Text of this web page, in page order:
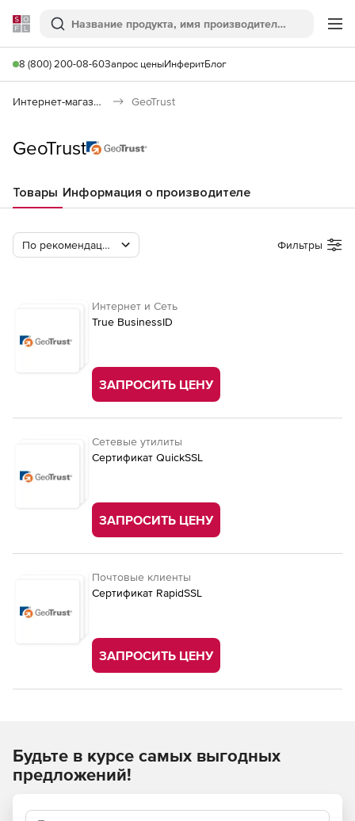
Softline
Поиск
8 (800) 200-08-60Запрос ценыИнферитБлог
Интернет-магазин GeoTrust
GeoTrust
Товары Информация о производителе
По рекомендации Softline Фильтры
Интернет и Сеть
True BusinessID
ЗАПРОСИТЬ ЦЕНУ
Сетевые утилиты
Сертификат QuickSSL
ЗАПРОСИТЬ ЦЕНУ
Почтовые клиенты
Сертификат RapidSSL
ЗАПРОСИТЬ ЦЕНУ
Будьте в курсе самых выгодных
предложений!